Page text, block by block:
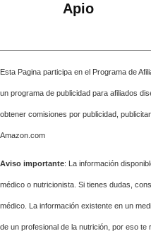
Apio
Esta Pagina participa en el Programa de
un programa de publicidad para afiliados
obtener comisiones por publicidad,
Amazon.com
Aviso importante: La información
médico o nutricionista. Si tienes dudas,
médico. La información existente en un
de un profesional de la nutrición, por eso